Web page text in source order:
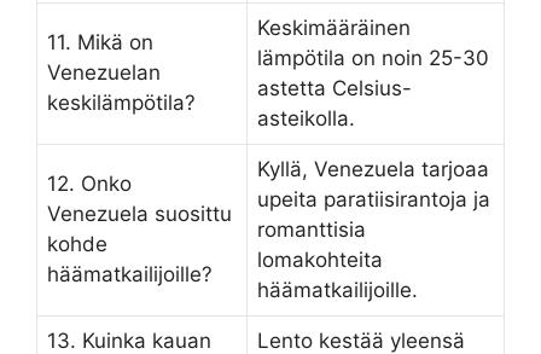
11. Mikä on
Venezuelan
keskilämpötila?
Keskimääräinen
lämpötila on noin 25-30
astetta Celsius-
asteikolla.
12. Onko
Venezuela suosittu
kohde
häämatkailijoille?
Kyllä, Venezuela tarjoaa
upeita paratiisirantoja ja
romanttisia
lomakohteita
häämatkailijoille.
13. Kuinka kauan
Lento kestää yleensä